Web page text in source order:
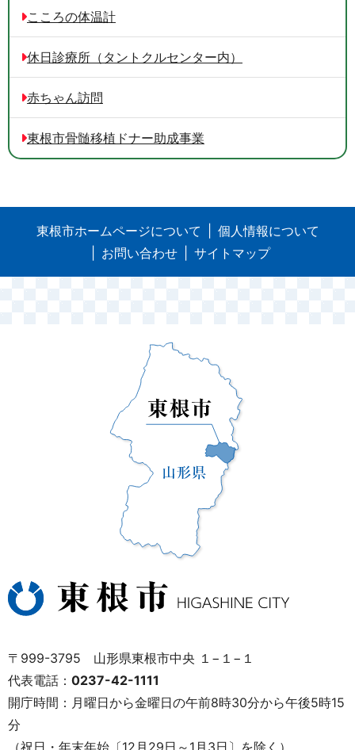
こころの体温計
休日診療所（タントクルセンター内）
赤ちゃん訪問
東根市骨髄移植ドナー助成事業
東根市ホームページについて
個人情報について
お問い合わせ
サイトマップ
〒999-3795 山形県東根市中央 １−１−１
代表電話： 0237-42-1111
開庁時間：月曜日から金曜日の午前8時30分から午後5時15
分